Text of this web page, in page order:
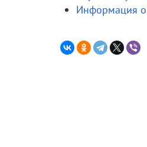
Информация о